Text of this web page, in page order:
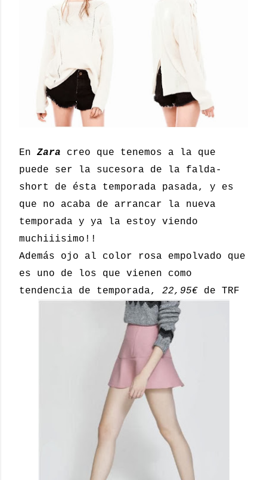
En Zara creo que tenemos a la que
puede ser la sucesora de la falda-
short de ésta temporada pasada, y es
que no acaba de arrancar la nueva
temporada y ya la estoy viendo
muchiiisimo!!
Además ojo al color rosa empolvado que
es uno de los que vienen como
tendencia de temporada, 22,95€ de TRF